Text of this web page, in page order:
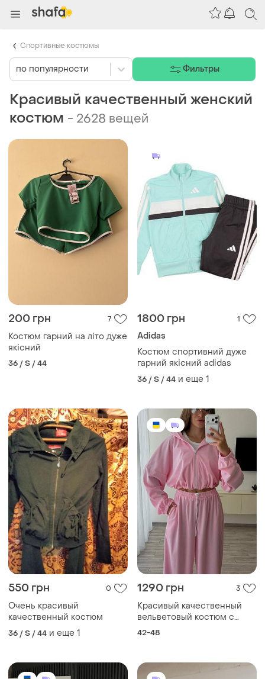
Красивый качественный женский
костюм - 2628 вещей
200 грн 7
Костюм гарний на літо дуже
якісний
36 / S / 44
1800 грн 1
Adidas
Костюм спортивний дуже
гарний якісний adidas
36 / S / 44 и еще 1
550 грн 0
Очень красивый
качественный костюм
36 / S / 44 и еще 1
1290 грн 3
Красивый качественный
вельветовый костюм с
капюшоном
42-48
по популярности Фильтры
Спортивные костюмы